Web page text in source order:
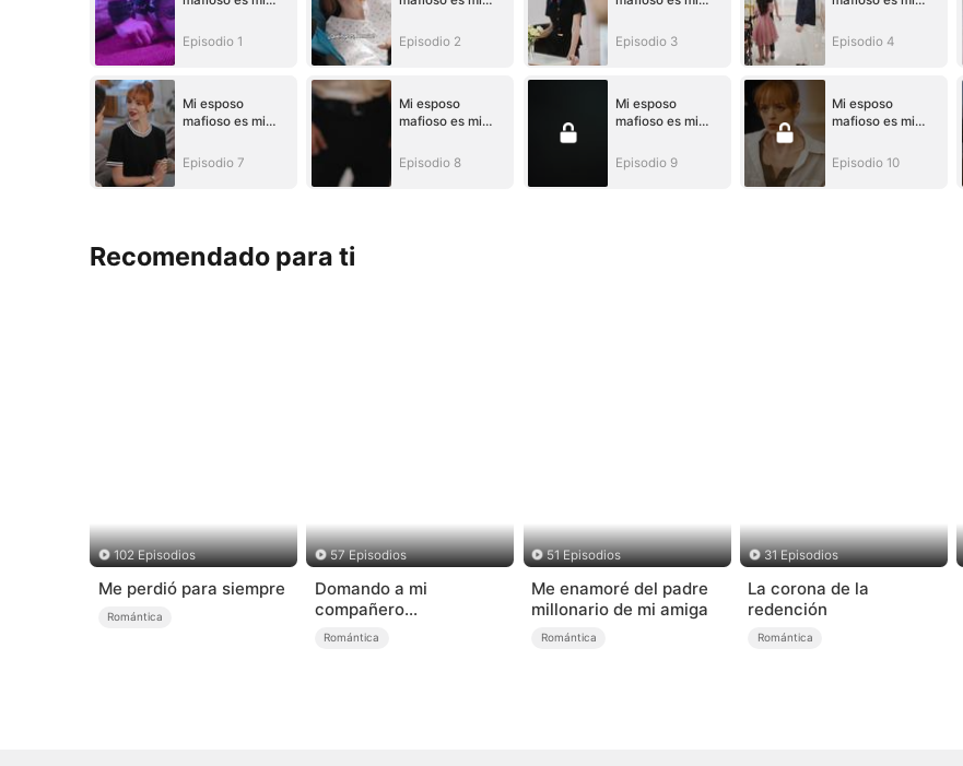
Episodio 1
Episodio 2
Episodio 3
Episodio 4
Mi esposo
mafioso es mi
Episodio 7
Mi esposo
mafioso es mi
Episodio 8
Mi esposo
mafioso es mi
Episodio 9
Mi esposo
mafioso es mi
Episodio 10
Recomendado para ti
102 Episodios
Me perdió para siempre
Romántica
57 Episodios
Domando a mi
compañero
rebelde（Doblado)
Romántica
51 Episodios
Me enamoré del padre
millonario de mi amiga
Romántica
31 Episodios
La corona de la
redención
Romántica